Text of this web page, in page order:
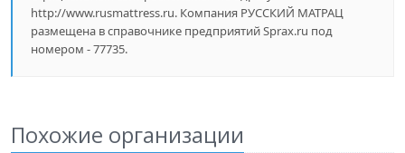
http://www.rusmattress.ru. Компания РУССКИЙ МАТРАЦ
размещена в справочнике предприятий Sprax.ru под
номером - 77735.
Похожие организации